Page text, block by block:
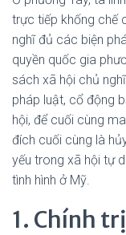
trực tiếp khống chế
nghĩ đủ các biện
quyền quốc gia
sách xã hội chủ
pháp luật, cổ động
hội, để cuối cùng
đích cuối cùng là
yếu trong xã hội tự
tình hình ở Mỹ.
1. Chính